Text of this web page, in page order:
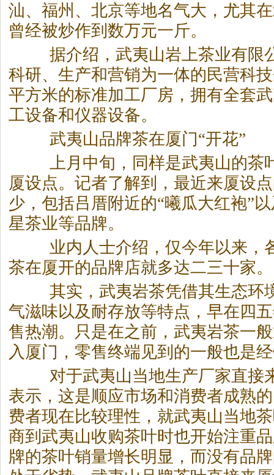
汕、福州、北京等地名气大，尤其
曾经被炒作到数万元一斤。
据介绍，武夷山岩上茶业有限
科研、生产和营销为一体的民营科
平方米的标准加工厂房，拥有全套
工设备和仪器设备。
武夷山品牌茶在厦门“开花”
上月中旬，同样是武夷山的茶
厦设点。记者了解到，最近来厦设
少，包括吕厝附近的“曦瓜大红袍”
星茶业等品牌。
业内人士介绍，仅今年以来，
茶在厦开的品牌店就多达二三十家。
其实，武夷岩茶凭借其生态环
气滋味以及耐存放等特点，早在四
售热潮。只是在之前，武夷岩茶一
入厦门，零售终端见到的一般也是
对于武夷山当地生产厂家直接
表示，这是顺应市场和消费者成熟
费者现在比较理性，就武夷山当地
商到武夷山收购茶叶时也开始注重
牌的茶叶销量增长明显，而没有品